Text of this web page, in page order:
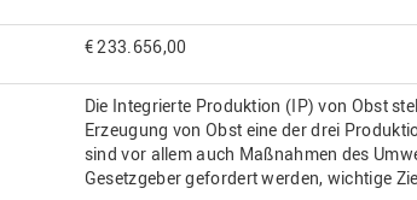
€ 233.656,00
Die Integrierte Produktion (IP) von Obst
Erzeugung von Obst eine der drei
sind vor allem auch Maßnahmen des
Gesetzgeber gefordert werden, wichtige